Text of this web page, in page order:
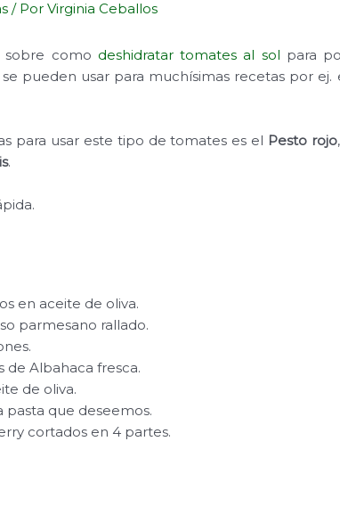
/ PorVirginia Ceballos
sobre como deshidratar tomates al sol para
pueden usar para muchísimas recetas por ej.
para usar este tipo de tomates es el Pesto rojo
.
en aceite de oliva.
parmesano rallado.
de Albahaca fresca.
de oliva.
pasta que deseemos.
cortados en 4 partes.